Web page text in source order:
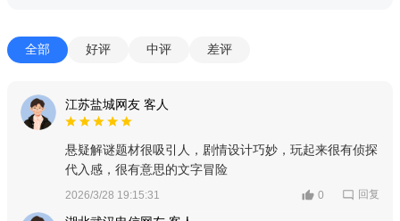
全部 好评 中评 差评
江苏盐城网友 客人
悬疑解谜题材很吸引人，剧情设计巧妙，玩起来很有侦探
代入感，很有意思的文字冒险
2026/3/28 19:15:31 0 回复